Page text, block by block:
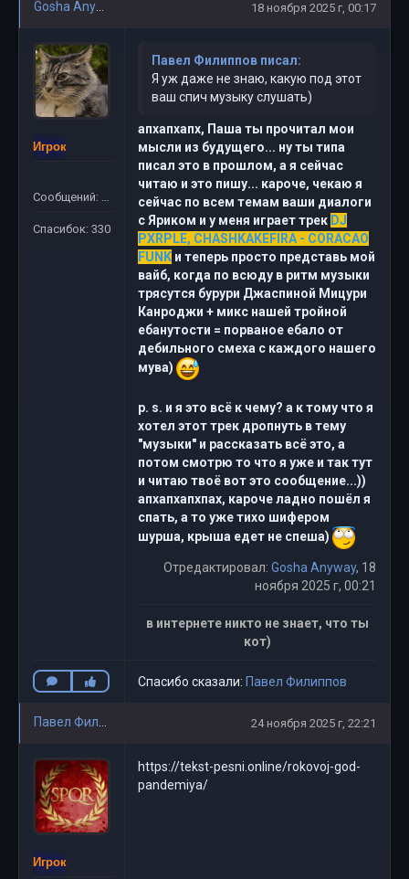
18 ноября 2025 г, 00:17
Игрок
Сообщений: 311
Спасибок: 330
Павел Филиппов писал:
Я уж даже не знаю, какую под этот
ваш спич музыку слушать)
апхапхапх, Паша ты прочитал мои
мысли из будущего... ну ты типа
писал это в прошлом, а я сейчас
читаю и это пишу... кароче, чекаю я
сейчас по всем темам ваши диалоги
с Яриком и у меня играет трек DJ
PXRPLE, CHASHKAKEFIRA - CORACAO
FUNK и теперь просто представь мой
вайб, когда по всюду в ритм музыки
трясутся бурури Джаспиной Мицури
Канроджи + микс нашей тройной
ебанутости = порваное ебало от
дебильного смеха с каждого нашего
мува)
p. s. и я это всё к чему? а к тому что я
хотел этот трек дропнуть в тему
"музыки" и рассказать всё это, а
потом смотрю то что я уже и так тут
и читаю твоё вот это сообщение...))
апхапхапхпах, кароче ладно пошёл я
спать, а то уже тихо шифером
шурша, крыша едет не спеша)
Отредактировал: Gosha Anyway, 18
ноября 2025 г, 00:21
в интернете никто не знает, что ты
кот)
Спасибо сказали: Павел Филиппов
24 ноября 2025 г, 22:21
Игрок
https://tekst-pesni.online/rokovoj-god-
pandemiya/